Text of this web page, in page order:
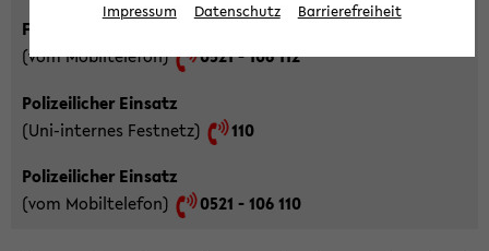
Feuer / Un­fall
(vom Mo­bil­te­le­fon)
0521 - 106 112
Po­li­zei­li­cher Ein­satz
(Uni-​internes Fest­netz)
110
Po­li­zei­li­cher Ein­satz
(vom Mo­bil­te­le­fon)
0521 - 106 110
Impressum Datenschutz Barrierefreiheit